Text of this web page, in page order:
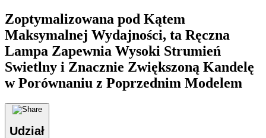
Zoptymalizowana pod Kątem
Maksymalnej Wydajności, ta Ręczna
Lampa Zapewnia Wysoki Strumień
Swietlny i Znacznie Zwiększoną Kandelę
w Porównaniu z Poprzednim Modelem
Udział